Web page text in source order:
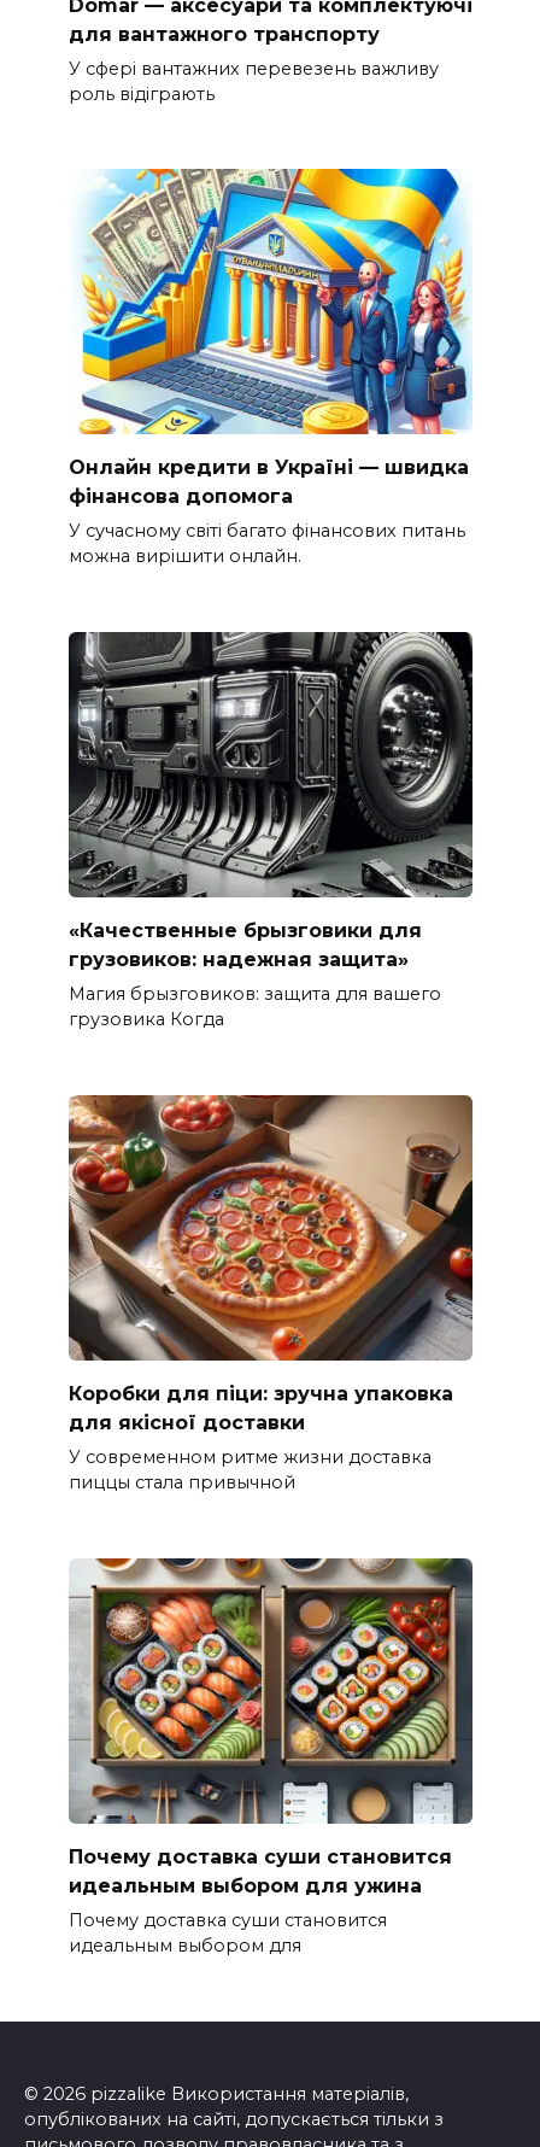
для вантажного транспорту
У сфері вантажних перевезень важливу
роль відіграють
Онлайн кредити в Україні — швидка
фінансова допомога
У сучасному світі багато фінансових питань
можна вирішити онлайн.
«Качественные брызговики для
грузовиков: надежная защита»
Магия брызговиков: защита для вашего
грузовика Когда
Коробки для піци: зручна упаковка
для якісної доставки
У современном ритме жизни доставка
пиццы стала привычной
Почему доставка суши становится
идеальным выбором для ужина
Почему доставка суши становится
идеальным выбором для
© 2026 pizzalike Використання матеріалів,
опублікованих на сайті, допускається тільки з